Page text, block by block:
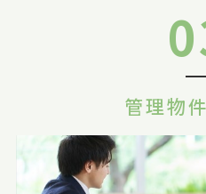
管理物